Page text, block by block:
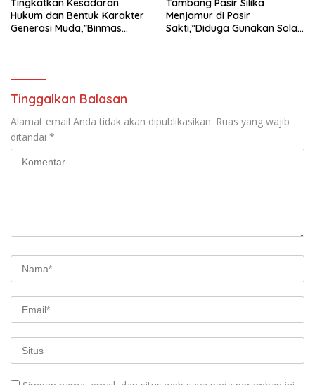
Tingkatkan Kesadaran
Hukum dan Bentuk Karakter
Generasi Muda,”Binmas
Tambang Pasir Silika
Menjamur di Pasir
Sakti,”Diduga Gunakan Solar
Tinggalkan Balasan
Alamat email Anda tidak akan dipublikasikan. Ruas yang wajib
ditandai *